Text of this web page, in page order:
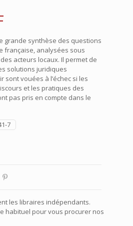
grande synthèse des questions
française, analysées sous
acteurs locaux. Il permet de
solutions juridiques
sont vouées à l’échec si les
et les pratiques des
pas pris en compte dans le
7
les libraires indépendants.
habituel pour vous procurer nos